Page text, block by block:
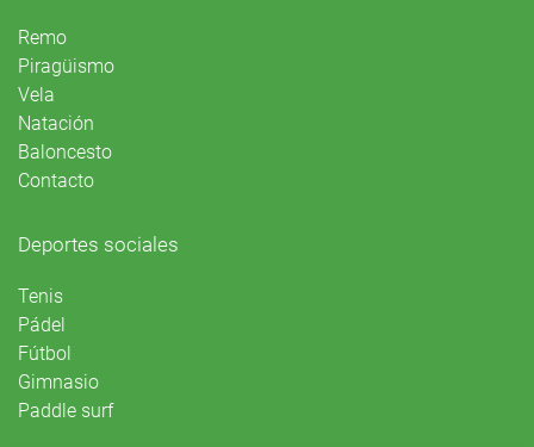
Remo
Piragüismo
Vela
Natación
Baloncesto
Contacto
Deportes sociales
Tenis
Pádel
Fútbol
Gimnasio
Paddle surf